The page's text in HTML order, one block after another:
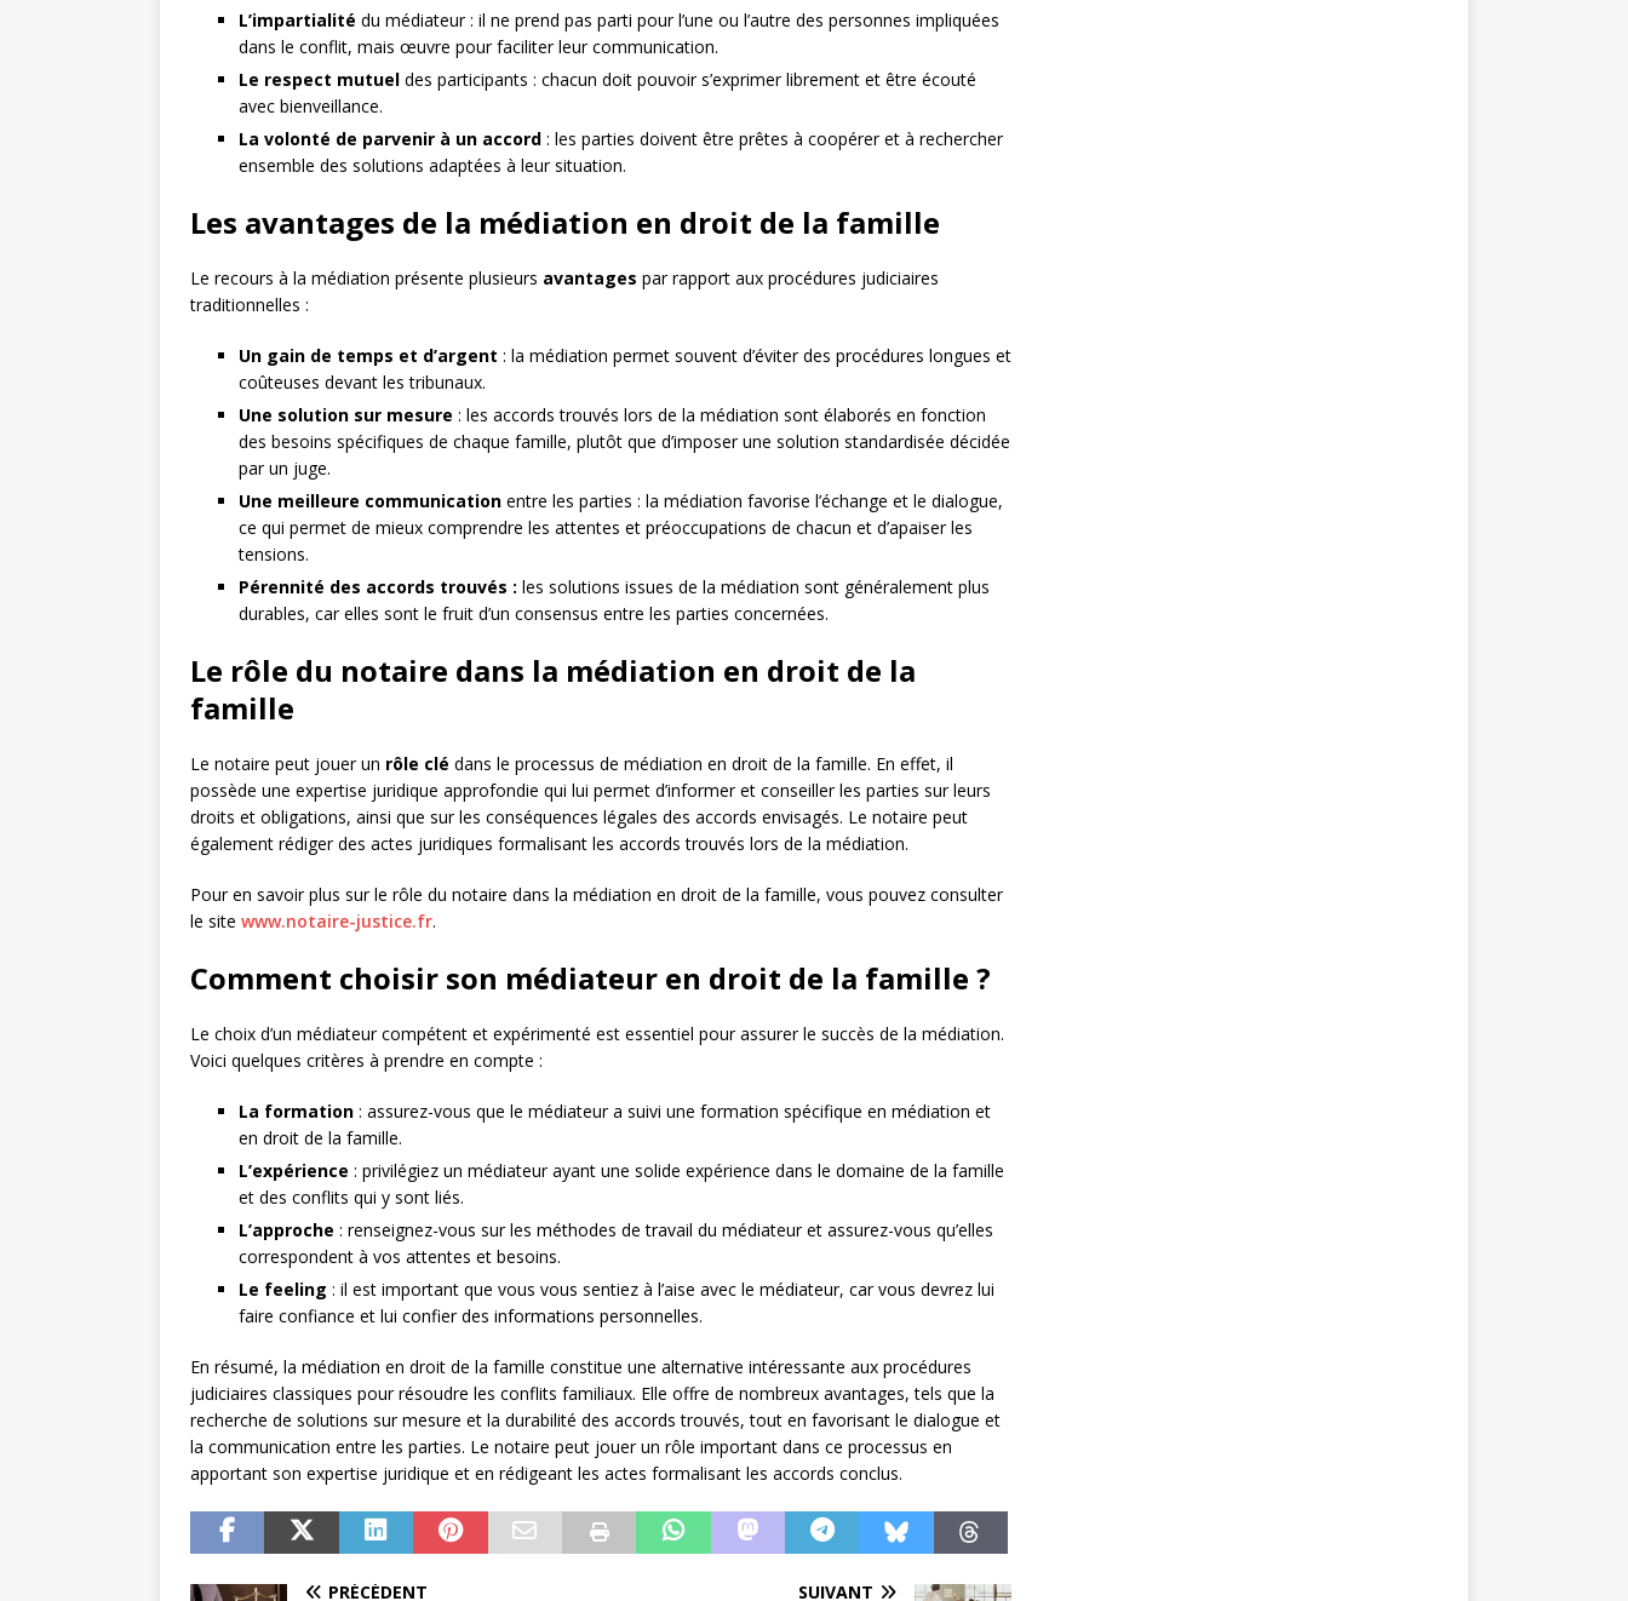
L’impartialité du médiateur : il ne prend pas parti pour l’une ou l’autre des personnes impliquées
dans le conflit, mais œuvre pour faciliter leur communication.
Le respect mutuel des participants : chacun doit pouvoir s’exprimer librement et être écouté
avec bienveillance.
La volonté de parvenir à un accord : les parties doivent être prêtes à coopérer et à rechercher
ensemble des solutions adaptées à leur situation.
Les avantages de la médiation en droit de la famille
Le recours à la médiation présente plusieurs avantages par rapport aux procédures judiciaires
traditionnelles :
Un gain de temps et d’argent : la médiation permet souvent d’éviter des procédures longues et
coûteuses devant les tribunaux.
Une solution sur mesure : les accords trouvés lors de la médiation sont élaborés en fonction
des besoins spécifiques de chaque famille, plutôt que d’imposer une solution standardisée décidée
par un juge.
Une meilleure communication entre les parties : la médiation favorise l’échange et le dialogue,
ce qui permet de mieux comprendre les attentes et préoccupations de chacun et d’apaiser les
tensions.
Pérennité des accords trouvés : les solutions issues de la médiation sont généralement plus
durables, car elles sont le fruit d’un consensus entre les parties concernées.
Le rôle du notaire dans la médiation en droit de la
famille
Le notaire peut jouer un rôle clé dans le processus de médiation en droit de la famille. En effet, il
possède une expertise juridique approfondie qui lui permet d’informer et conseiller les parties sur leurs
droits et obligations, ainsi que sur les conséquences légales des accords envisagés. Le notaire peut
également rédiger des actes juridiques formalisant les accords trouvés lors de la médiation.
Pour en savoir plus sur le rôle du notaire dans la médiation en droit de la famille, vous pouvez consulter
le site www.notaire-justice.fr.
Comment choisir son médiateur en droit de la famille ?
Le choix d’un médiateur compétent et expérimenté est essentiel pour assurer le succès de la médiation.
Voici quelques critères à prendre en compte :
La formation : assurez-vous que le médiateur a suivi une formation spécifique en médiation et
en droit de la famille.
L’expérience : privilégiez un médiateur ayant une solide expérience dans le domaine de la famille
et des conflits qui y sont liés.
L’approche : renseignez-vous sur les méthodes de travail du médiateur et assurez-vous qu’elles
correspondent à vos attentes et besoins.
Le feeling : il est important que vous vous sentiez à l’aise avec le médiateur, car vous devrez lui
faire confiance et lui confier des informations personnelles.
En résumé, la médiation en droit de la famille constitue une alternative intéressante aux procédures
judiciaires classiques pour résoudre les conflits familiaux. Elle offre de nombreux avantages, tels que la
recherche de solutions sur mesure et la durabilité des accords trouvés, tout en favorisant le dialogue et
la communication entre les parties. Le notaire peut jouer un rôle important dans ce processus en
apportant son expertise juridique et en rédigeant les actes formalisant les accords conclus.
PRÉCÉDENT SUIVANT